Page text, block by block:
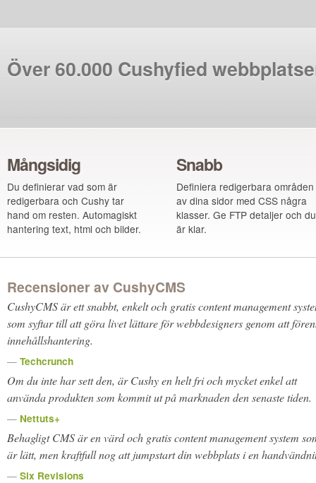
Över 60.000 Cushyfied
Mångsidig
Du definierar vad som är
redigerbara och Cushy tar
hand om resten. Automagiskt
hantering text, html och bilder.
Snabb
Definiera redigerbara områden
av dina sidor med CSS några
klasser. Ge FTP detaljer och du
är klar.
Recensioner av CushyCMS
CushyCMS är ett snabbt, enkelt och gratis content management
som syftar till att göra livet lättare för webbdesigners genom att
innehållshantering.
— Techcrunch
Om du inte har sett den, är Cushy en helt fri ochmycketenkel att
använda produkten som kommit ut på marknaden den senaste tiden.
— Nettuts+
Behagligt CMS är en värd och gratis content management system
är lätt, men kraftfull nog att jumpstart din webbplats i en
— Six Revisions